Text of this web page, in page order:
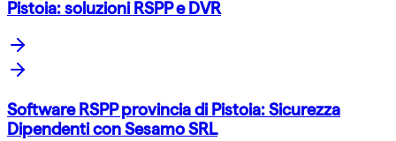
Pistoia: soluzioni RSPP e DVR
Software RSPP provincia di Pistoia: Sicurezza
Dipendenti con Sesamo SRL